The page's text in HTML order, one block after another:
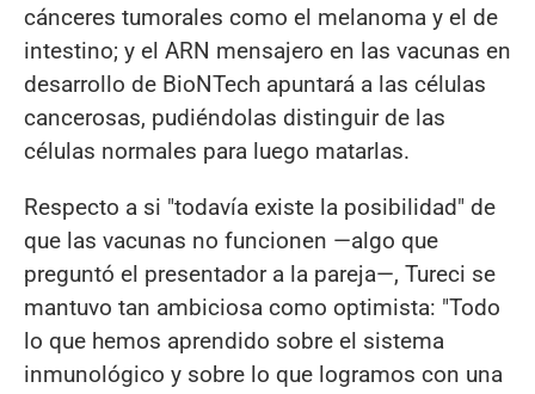
cánceres tumorales como el melanoma y el de
intestino; y el ARN mensajero en las vacunas en
desarrollo de BioNTech apuntará a las células
cancerosas, pudiéndolas distinguir de las
células normales para luego matarlas.
Respecto a si "todavía existe la posibilidad" de
que las vacunas no funcionen —algo que
preguntó el presentador a la pareja—, Tureci se
mantuvo tan ambiciosa como optimista: "Todo
lo que hemos aprendido sobre el sistema
inmunológico y sobre lo que logramos con una